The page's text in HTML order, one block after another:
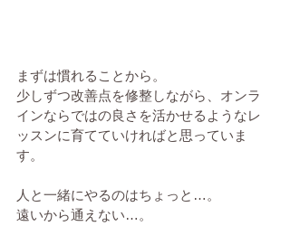
まずは慣れることから。
少しずつ改善点を修整しながら、オンラ
インならではの良さを活かせるようなレ
ッスンに育てていければと思っていま
す。
人と一緒にやるのはちょっと…。
遠いから通えない…。